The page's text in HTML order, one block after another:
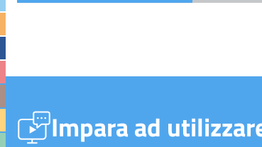
Impara ad